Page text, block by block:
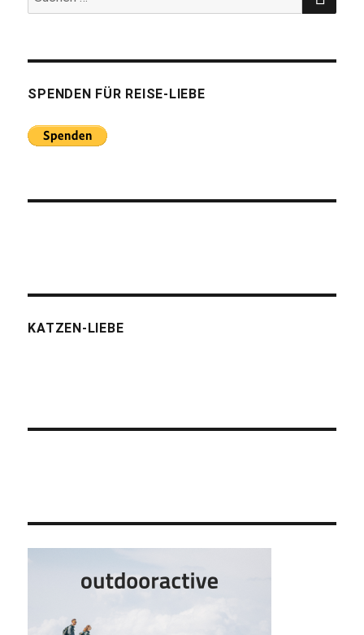
nach:
SPENDEN FÜR REISE-LIEBE
KATZEN-LIEBE